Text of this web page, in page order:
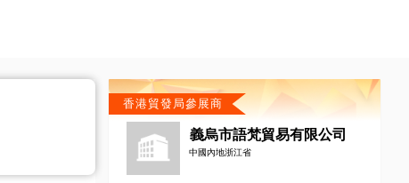
香港貿發局參展商
義烏市語梵貿易有限公司
中國內地浙江省